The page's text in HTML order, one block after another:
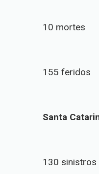
10 mortes
155 feridos
Santa
130 sinistros